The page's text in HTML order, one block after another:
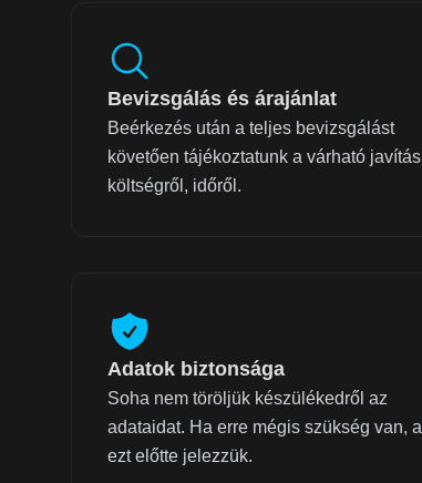
Bevizsgálás és árajánlat
Beérkezés után a teljes bevizsgálást
követően tájékoztatunk a várható
költségről, időről.
Adatok biztonsága
Soha nem töröljük készülékedről az
adataidat. Ha erre mégis szükség van,
ezt előtte jelezzük.